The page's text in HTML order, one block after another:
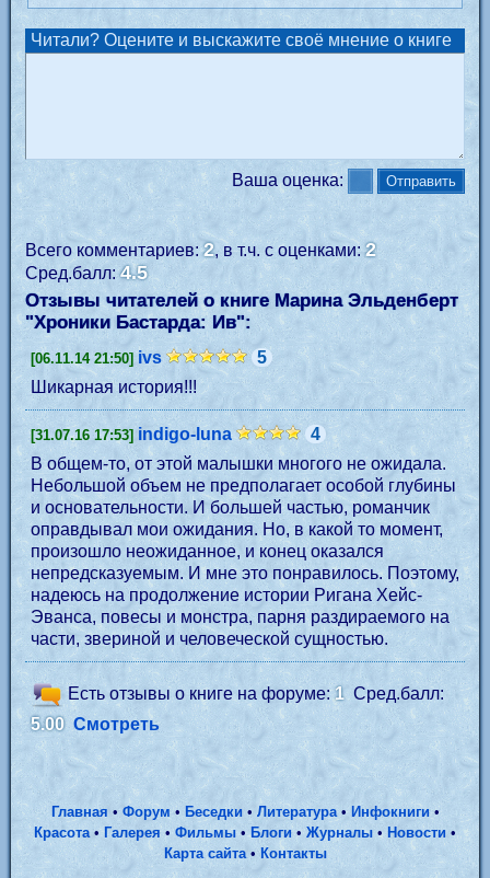
Читали? Оцените и выскажите своё мнение о книге
Ваша оценка:
Всего комментариев:2, в т.ч. с оценками:2
Сред.балл:4.5
Отзывы читателей о книге Марина Эльденберт
"Хроники Бастарда: Ив":
[06.11.14 21:50] ivs
5
Шикарная история!!!
[31.07.16 17:53] indigo-luna
4
В общем-то, от этой малышки многого не ожидала.
Небольшой объем не предполагает особой глубины
и основательности. И большей частью, романчик
оправдывал мои ожидания. Но, в какой то момент,
произошло неожиданное, и конец оказался
непредсказуемым. И мне это понравилось. Поэтому,
надеюсь на продолжение истории Ригана Хейс-
Эванса, повесы и монстра, парня раздираемого на
части, звериной и человеческой сущностью.
Есть отзывы о книге на форуме: 1 Сред.балл:
5.00 Смотреть
Главная • Форум • Беседки • Литература• Инфокниги•
Красота• Галерея• Фильмы•Блоги• Журналы • Новости •
Карта сайта•Контакты